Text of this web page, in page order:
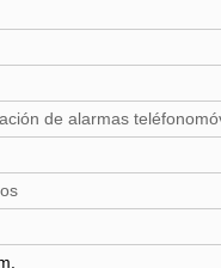
de alarmas